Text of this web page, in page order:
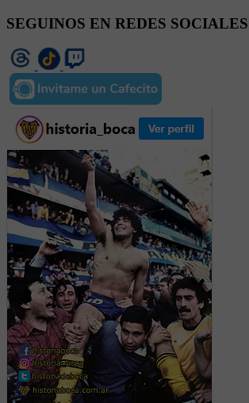
SEGUINOS EN REDES SOCIALES